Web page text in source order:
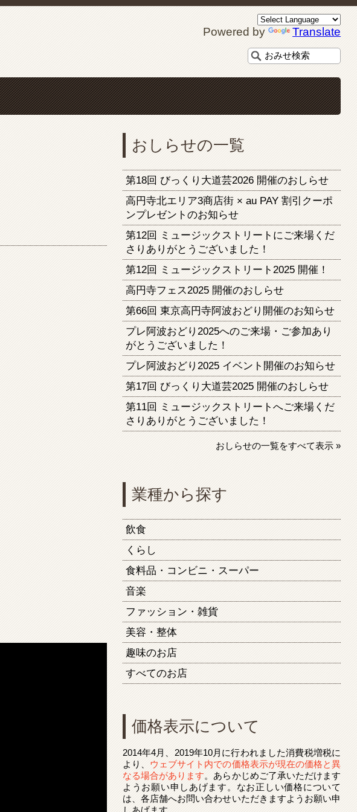
Powered by Translate
おしらせの一覧
第18回 びっくり大道芸2026 開催のおしらせ
高円寺北エリア3商店街 × au PAY 割引クーポ
ンプレゼントのお知らせ
第12回 ミュージックストリートにご来場くだ
さりありがとうございました！
第12回 ミュージックストリート2025 開催！
高円寺フェス2025 開催のおしらせ
第66回 東京高円寺阿波おどり開催のお知らせ
プレ阿波おどり2025へのご来場・ご参加あり
がとうございました！
プレ阿波おどり2025 イベント開催のお知らせ
第17回 びっくり大道芸2025 開催のおしらせ
第11回 ミュージックストリートへご来場くだ
さりありがとうございました！
おしらせの一覧をすべて表示 »
業種から探す
飲食
くらし
食料品・コンビニ・スーパー
音楽
ファッション・雑貨
美容・整体
趣味のお店
すべてのお店
価格表示について
2014年4月、2019年10月に行われました消費税増税に
より、 ウェブサイト内での価格表示が現在の価格と異
なる場合があります。あらかじめご了承いただけます
ようお願い申しあげます。なお正しい価格について
は、各店舗へお問い合わせいただきますようお願い申